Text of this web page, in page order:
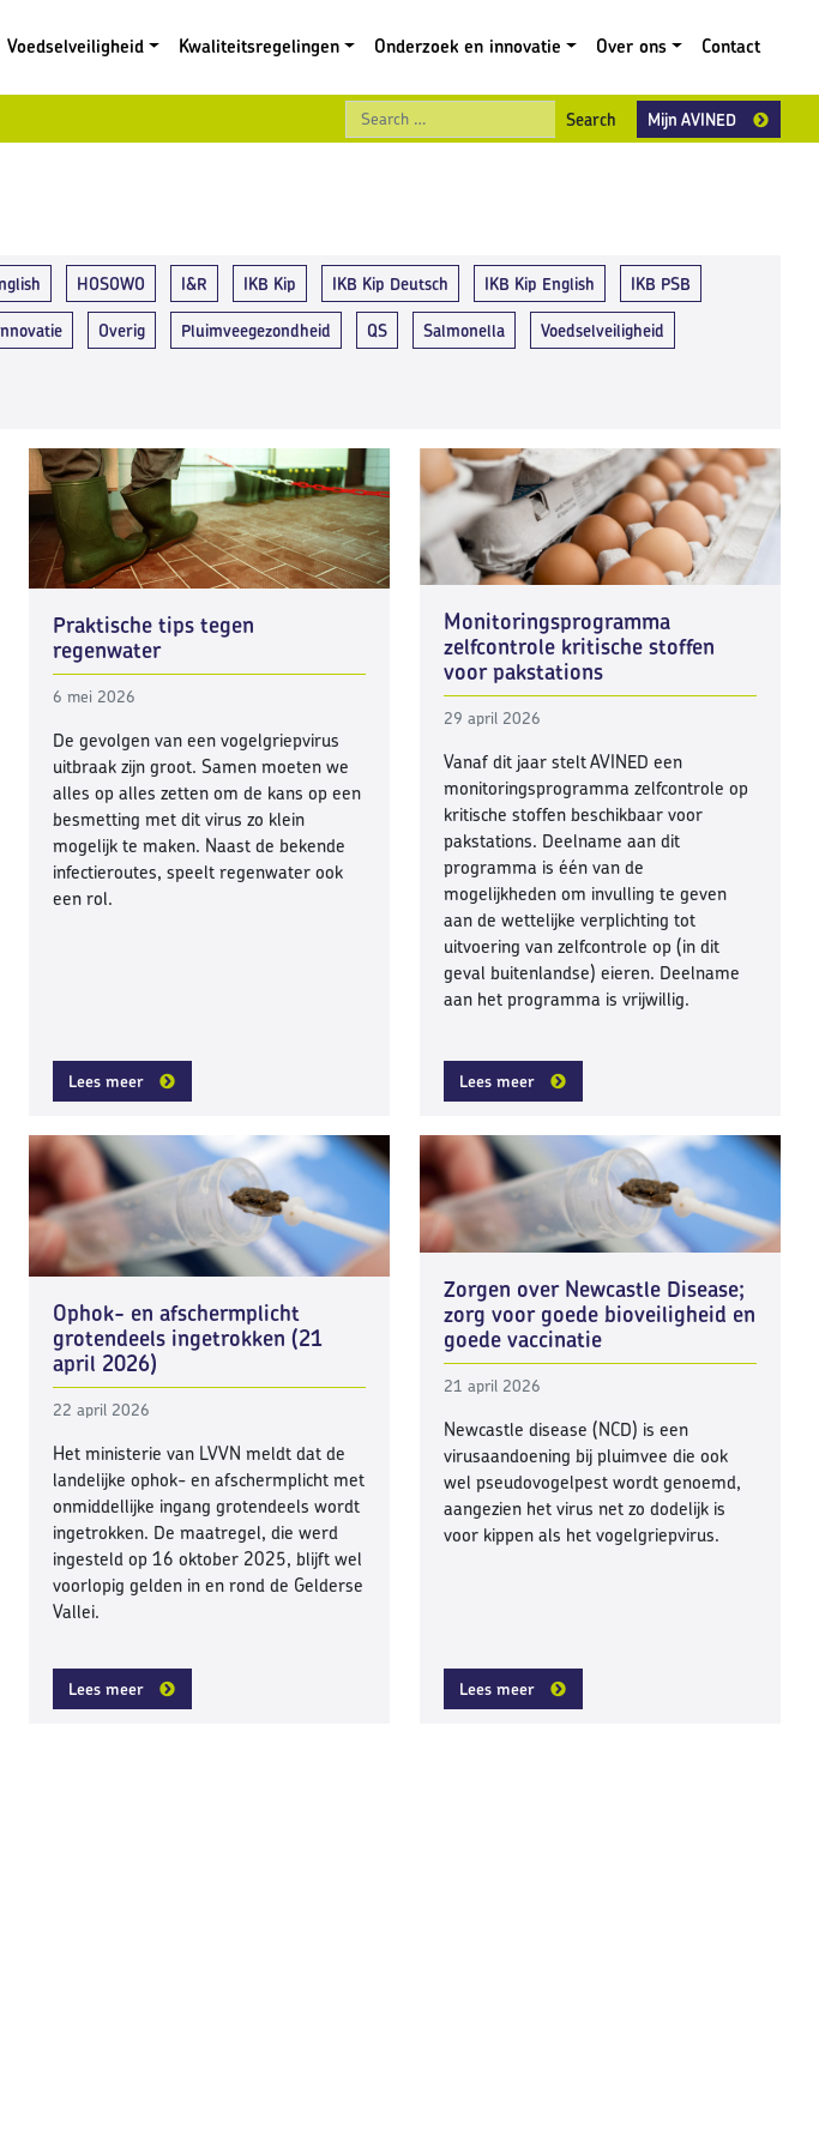
Voedselveiligheid Kwaliteitsregelingen Onderzoek en innovatie Over ons Contact
Search
Mijn AVINED
HOSOWO I&R IKB Kip IKB Kip Deutsch IKB Kip English IKB PSB
Overig Pluimveegezondheid QS Salmonella Voedselveiligheid
Praktische tips tegen
regenwater
6 mei 2026
De gevolgen van een vogelgriepvirus
uitbraak zijn groot. Samen moeten we
alles op alles zetten om de kans op een
besmetting met dit virus zo klein
mogelijk te maken. Naast de bekende
infectieroutes, speelt regenwater ook
een rol.
Lees meer
Monitoringsprogramma
zelfcontrole kritische stoffen
voor pakstations
29 april 2026
Vanaf dit jaar stelt AVINED een
monitoringsprogramma zelfcontrole op
kritische stoffen beschikbaar voor
pakstations. Deelname aan dit
programma is één van de
mogelijkheden om invulling te geven
aan de wettelijke verplichting tot
uitvoering van zelfcontrole op (in dit
geval buitenlandse) eieren. Deelname
aan het programma is vrijwillig.
Lees meer
Ophok- en afschermplicht
grotendeels ingetrokken (21
april 2026)
22 april 2026
Het ministerie van LVVN meldt dat de
landelijke ophok- en afschermplicht met
onmiddellijke ingang grotendeels wordt
ingetrokken. De maatregel, die werd
ingesteld op 16 oktober 2025, blijft wel
voorlopig gelden in en rond de Gelderse
Vallei.
Lees meer
Zorgen over Newcastle Disease;
zorg voor goede bioveiligheid en
goede vaccinatie
21 april 2026
Newcastle disease (NCD) is een
virusaandoening bij pluimvee die ook
wel pseudovogelpest wordt genoemd,
aangezien het virus net zo dodelijk is
voor kippen als het vogelgriepvirus.
Lees meer